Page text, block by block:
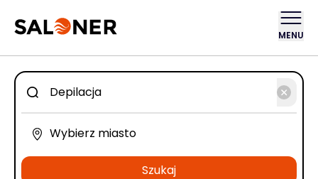
MENU
Szukaj